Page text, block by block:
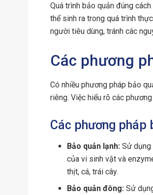
Quá trình bảo quản đúng
thể sinh ra trong quá trình
người tiêu dùng, tránh các
Các phương
Có nhiều phương pháp bảo
riêng. Việc hiểu rõ các
Các phương pháp
Bảo quản lạnh: Sử dụng
của vi sinh vật và
thịt, cá, trái cây.
Bảo quản đông: Sử